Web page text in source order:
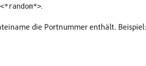
<*random*>.
die Portnummer enthält. Beispiel: